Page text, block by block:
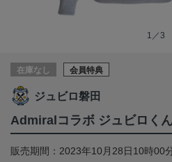
1／3
在庫なし 会員特典
ジュビロ磐田
Admiralコラボ ジュビロく
販売期間：2023年10月28日10時00